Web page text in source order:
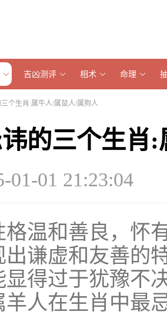
吉凶测评 相术 命理
个生肖:属牛人/属鼠人/属狗人
的三个生肖
01-01 21:23:04
格温和善良，怀
出谦虚和友善的
显得过于犹豫不
人在生肖中最